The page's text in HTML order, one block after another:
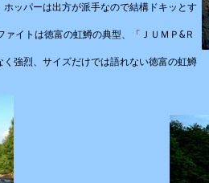
ッパーは出方が派手なので結構ドキッとす
イトは徳富の虹鱒の典型、「ＪＵＭＰ&Ｒ
強烈、サイズだけでは語れない徳富の虹鱒